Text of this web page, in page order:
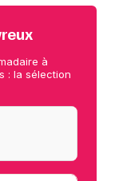
à
: la sélection